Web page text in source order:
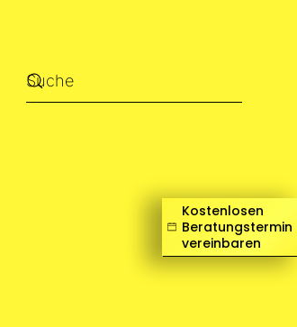
Kostenlosen
Beratungstermin
vereinbaren